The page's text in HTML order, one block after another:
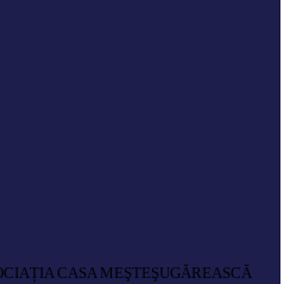
CASA MEŞTEŞUGĂREASCĂ